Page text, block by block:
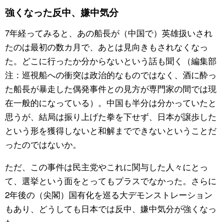
強くなった反中、嫌中気分
7年経ってみると、あの船長が（中国で）英雄扱いされ
たのは最初の数カ月で、あとは見向きもされなくなっ
た。どこに行ったか分からないという話も聞く（編集部
注：巡視船への衝突は政治的なものではなく、酒に酔っ
た船長が暴走した偶発事件との見方が専門家の間では現
在一般的になっている）。中国も半分は分かっていたと
思うが、結局は振り上げた拳を下せず、日本が譲歩した
という形を獲得しないと和解までできないということだ
ったのではないか。
ただ、この事件は民主党やこれに関与した人々にとっ
て、選挙という面をとってもプラスでなかった。さらに
2年後の（尖閣）国有化を巡る大デモンストレーション
もあり、どうしても日本では反中、嫌中気分が強くなっ